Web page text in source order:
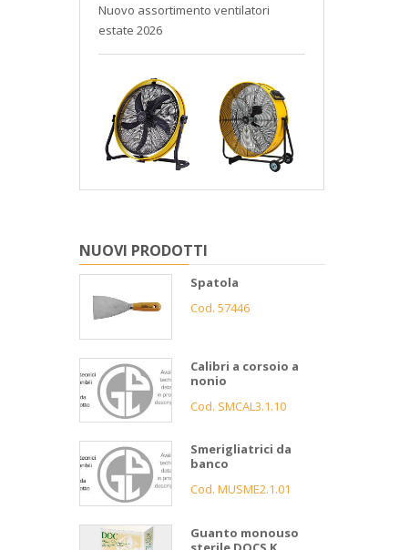
Nuovo assortimento ventilatori
estate 2026
NUOVI PRODOTTI
Spatola
Cod. 57446
Calibri a corsoio a
nonio
Cod. SMCAL3.1.10
Smerigliatrici da
banco
Cod. MUSME2.1.01
Guanto monouso